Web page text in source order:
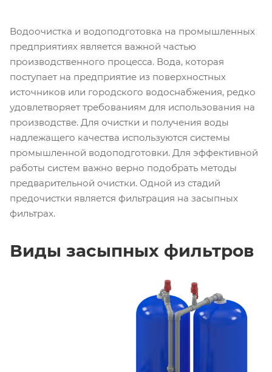
Водоочистка и водоподготовка на промышленных
предприятиях является важной частью
производственного процесса. Вода, которая
поступает на предприятие из поверхностных
источников или городского водоснабжения, редко
удовлетворяет требованиям для использования на
производстве. Для очистки и получения воды
надлежащего качества используются системы
промышленной водоподготовки. Для эффективной
работы систем важно верно подобрать методы
предварительной очистки. Одной из стадий
предочистки является фильтрация на засыпных
фильтрах.
Виды засыпных фильтров